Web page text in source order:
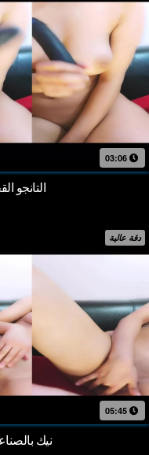
03:06
التانجو
دقة عالية
05:45
نيك